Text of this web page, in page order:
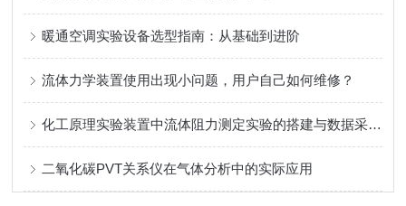
暖通空调实验设备选型指南：从基础到进阶
流体力学装置使用出现小问题，用户自己如何维修？
化工原理实验装置中流体阻力测定实验的搭建与数据采集方法
二氧化碳PVT关系仪在气体分析中的实际应用